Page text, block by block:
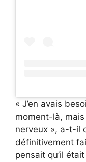
« J’en avais
moment-là,
nerveux », a-t-il
définitivement
pensait qu’il